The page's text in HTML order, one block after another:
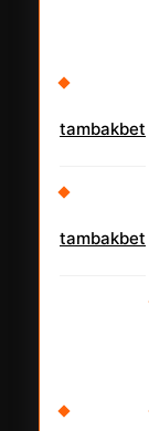
tambakbet
tambakbet